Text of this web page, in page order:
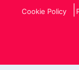
Cookie Policy